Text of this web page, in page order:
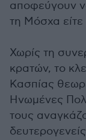
αποφεύγουν
τη Μόσχα
Χωρίς τη
κρατών, το
Κασπίας
Ηνωμένες
τους